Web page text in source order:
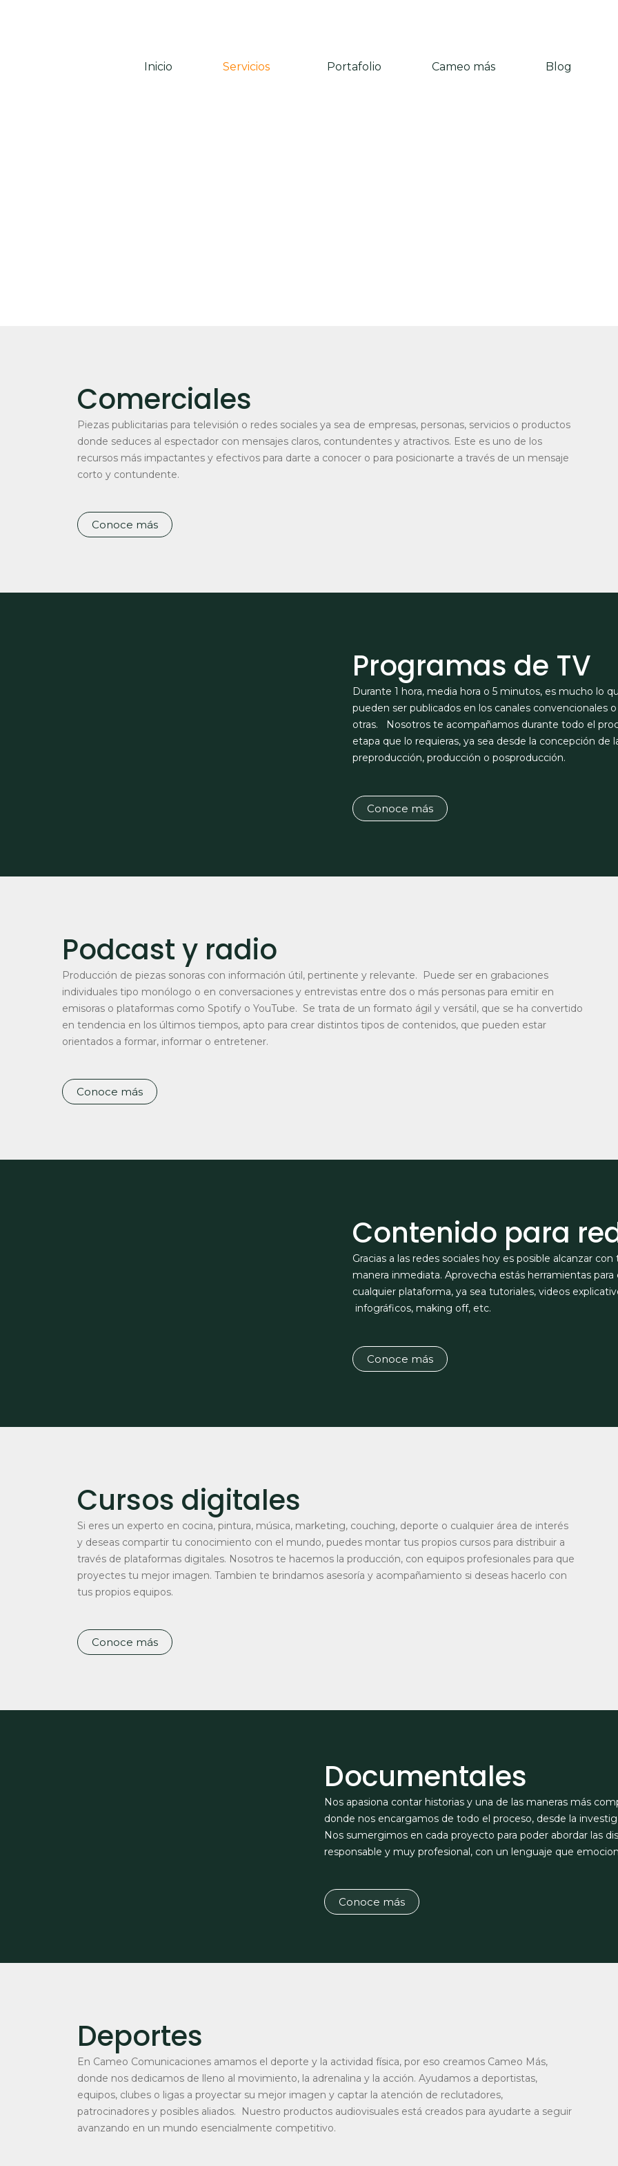
Inicio Servicios Portafolio Cameo más Blog
Comerciales
Piezas publicitarias para televisión o redes sociales ya sea de empresas, personas, servicios o productos
donde seduces al espectador con mensajes claros, contundentes y atractivos. Este es uno de los
recursos más impactantes y efectivos para darte a conocer o para posicionarte a través de un mensaje
corto y contundente.
Conoce más
Programas de TV
Durante 1 hora, media hora o 5 minutos, es mucho lo
pueden ser publicados en los canales convencionales
otras. Nosotros te acompañamos durante todo el
etapa que lo requieras, ya sea desde la concepción de
preproducción, producción o posproducción.
Conoce más
Podcast y radio
Producción de piezas sonoras con información útil, pertinente y relevante. Puede ser en grabaciones
individuales tipo monólogo o en conversaciones y entrevistas entre dos o más personas para emitir en
emisoras o plataformas como Spotify o YouTube. Se trata de un formato ágil y versátil, que se ha convertido
en tendencia en los últimos tiempos, apto para crear distintos tipos de contenidos, que pueden estar
orientados a formar, informar o entretener.
Conoce más
Contenido para
Gracias a las redes sociales hoy es posible alcanzar
manera inmediata. Aprovecha estás herramientas
cualquier plataforma, ya sea tutoriales, videos
infográficos, making off, etc.
Conoce más
Cursos digitales
Si eres un experto en cocina, pintura, música, marketing, couching, deporte o cualquier área de interés
y deseas compartir tu conocimiento con el mundo, puedes montar tus propios cursos para distribuir a
través de plataformas digitales. Nosotros te hacemos la producción, con equipos profesionales para que
proyectes tu mejor imagen. Tambien te brindamos asesoría y acompañamiento si deseas hacerlo con
tus propios equipos.
Conoce más
Documentales
Nos apasiona contar historias y una de las maneras más
donde nos encargamos de todo el proceso, desde la
Nos sumergimos en cada proyecto para poder abordar las
responsable y muy profesional, con un lenguaje que
Conoce más
Deportes
En Cameo Comunicaciones amamos el deporte y la actividad física, por eso creamos Cameo Más,
donde nos dedicamos de lleno al movimiento, la adrenalina y la acción. Ayudamos a deportistas,
equipos, clubes o ligas a proyectar su mejor imagen y captar la atención de reclutadores,
patrocinadores y posibles aliados. Nuestro productos audiovisuales está creados para ayudarte a seguir
avanzando en un mundo esencialmente competitivo.